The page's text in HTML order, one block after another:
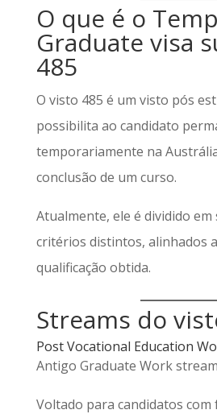
O que é o
Graduate visa
485
O visto 485 é um visto pós
possibilita ao candidato
temporariamente na
conclusão de um curso.
Atualmente, ele é dividido em
critérios distintos, alinhados
qualificação obtida.
Streams do
Post Vocational Education
Antigo Graduate Work
Voltado para candidatos com